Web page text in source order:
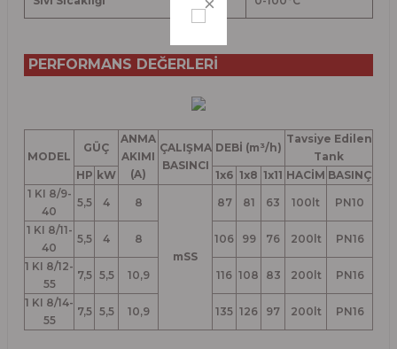
PERFORMANS DEĞERLERİ
MODEL
GÜÇ
ANMA
AKIMI
(A)
ÇALIŞMA
BASINCI
DEBİ (m³/h)
Tavsiye Edilen
Tank
HP kW 1x6 1x8 1x11 HACİM BASINÇ
1 KI 8/9-
40
5,5 4 8
mSS
87 81 63 100lt PN10
1 KI 8/11-
40
5,5 4 8 106 99 76 200lt PN16
1 KI 8/12-
55
7,5 5,5 10,9 116 108 83 200lt PN16
1 KI 8/14-
55
7,5 5,5 10,9 135 126 97 200lt PN16